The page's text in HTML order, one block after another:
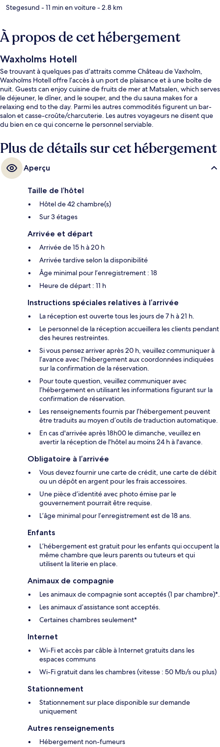
Stegesund - 11 min en voiture- 2.8 km
À propos de cet hébergement
Waxholms Hotell
Se trouvant à quelques pas d’attraits comme Château de Vaxholm,
Waxholms Hotell offre l’accès à un port de plaisance et à une boîte de
nuit. Guests can enjoy cuisine de fruits de mer at Matsalen, which serves
le déjeuner, le dîner, and le souper, and the du sauna makes for a
relaxing end to the day. Parmi les autres commodités figurent un bar-
salon et casse-croûte/charcuterie. Les autres voyageurs ne disent que
du bien en ce qui concerne le personnel serviable.
Plus de détails sur cet hébergement
Aperçu
Taille de l’hôtel
Hôtel de 42 chambre(s)
Sur 3 étages
Arrivée et départ
Arrivée de 15 h à 20 h
Arrivée tardive selon la disponibilité
Âge minimal pour l’enregistrement : 18
Heure de départ : 11 h
Instructions spéciales relatives à l’arrivée
La réception est ouverte tous les jours de 7 h à 21 h.
Le personnel de la réception accueillera les clients pendant
des heures restreintes.
Si vous pensez arriver après 20 h, veuillez communiquer à
l’avance avec l’hébergement aux coordonnées indiquées
sur la confirmation de la réservation.
Pour toute question, veuillez communiquer avec
l’hébergement en utilisant les informations figurant sur la
confirmation de réservation.
Les renseignements fournis par l’hébergement peuvent
être traduits au moyen d’outils de traduction automatique.
En cas d'arrivée après 18h00 le dimanche, veuillez en
avertir la réception de l'hôtel au moins 24 h à l'avance.
Obligatoire à l’arrivée
Vous devez fournir une carte de crédit, une carte de débit
ou un dépôt en argent pour les frais accessoires.
Une pièce d’identité avec photo émise par le
gouvernement pourrait être requise.
L’âge minimal pour l’enregistrement est de 18 ans.
Enfants
L’hébergement est gratuit pour les enfants qui occupent la
même chambre que leurs parents ou tuteurs et qui
utilisent la literie en place.
Animaux de compagnie
Les animaux de compagnie sont acceptés (1 par chambre)*.
Les animaux d’assistance sont acceptés.
Certaines chambres seulement*
Internet
Wi-Fi et accès par câble à Internet gratuits dans les
espaces communs
Wi-Fi gratuit dans les chambres (vitesse : 50 Mb/s ou plus)
Stationnement
Stationnement sur place disponible sur demande
uniquement
Autres renseignements
Hébergement non-fumeurs